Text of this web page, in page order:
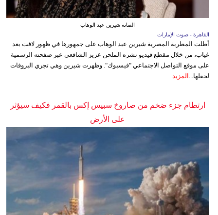
الفنانة شيرين عبد الوهاب
القاهرة - صوت الإمارات
أطلت المطربة المصرية شيرين عبد الوهاب على جمهورها في ظهور لافت بعد
غياب، من خلال مقطع فيديو نشره الملحن عزيز الشافعي عبر صفحته الرسمية
على موقع التواصل الاجتماعي "فيسبوك". وظهرت شيرين وهي تجري البروفات
لحفلها... المزيد
ارتطام جزء ضخم من صاروخ سبيس إكس بالقمر فكيف سيؤثر
على الأرض